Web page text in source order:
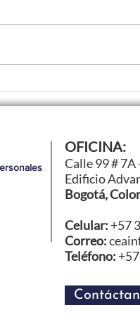
2026
OFICINA:
Calle 99 # 7A
Edificio
Bogotá,
Celular: +57
Correo:
Teléfono: